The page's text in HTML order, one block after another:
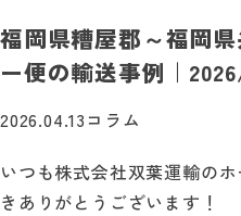
0968-
自動見積り
福岡県糟屋郡～福岡
ー便の輸送事例｜
2026.04.13コラム
いつも株式会社双葉運輸の
きありがとうございます！